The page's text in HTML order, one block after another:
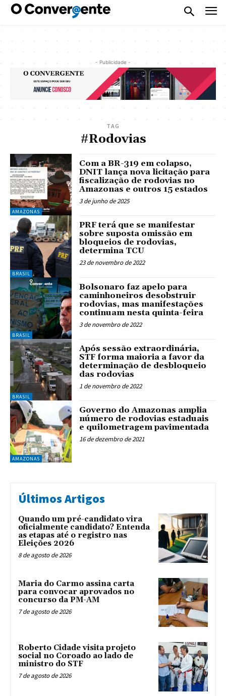
- Publicidade -
TAG
#Rodovias
AMAZONAS
Com a BR-319 em colapso,
DNIT lança nova licitação para
fiscalização de rodovias no
Amazonas e outros 15 estados
3 de junho de 2025
BRASIL
PRF terá que se manifestar
sobre suposta omissão em
bloqueios de rodovias,
determina TCU
23 de novembro de 2022
BRASIL
Bolsonaro faz apelo para
caminhoneiros desobstruir
rodovias, mas manifestações
continuam nesta quinta-feira
3 de novembro de 2022
BRASIL
Após sessão extraordinária,
STF forma maioria a favor da
determinação de desbloqueio
das rodovias
1 de novembro de 2022
AMAZONAS
Governo do Amazonas amplia
número de rodovias estaduais
e quilometragem pavimentada
16 de dezembro de 2021
Últimos Artigos
Quando um pré-candidato vira
oficialmente candidato? Entenda
as etapas até o registro nas
Eleições 2026
8 de agosto de 2026
Maria do Carmo assina carta
para convocar aprovados no
concurso da PM-AM
7 de agosto de 2026
Roberto Cidade visita projeto
social no Coroado ao lado de
ministro do STF
7 de agosto de 2026